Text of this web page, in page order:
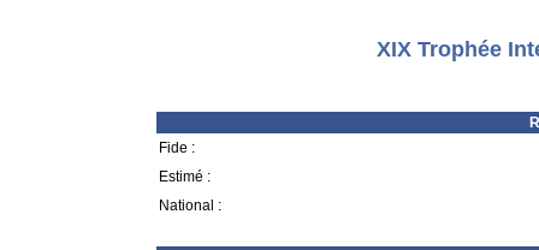
XIX Trophée
Fide :
Estimé :
National :